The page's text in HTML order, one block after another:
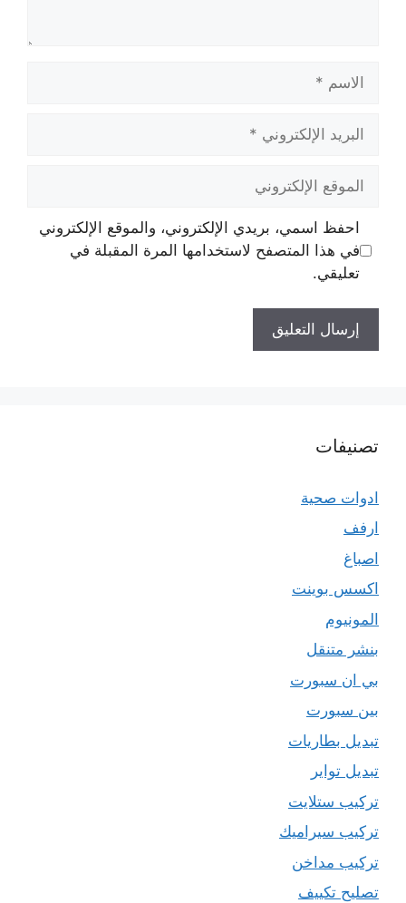
الاسم
البريد
الإلكتروني
الموقع
الإلكتروني
احفظ اسمي، بريدي الإلكتروني، والموقع الإلكتروني
في هذا المتصفح لاستخدامها المرة المقبلة في
تعليقي.
تصنيفات
ادوات صحية
ارفف
اصباغ
اكسس بوينت
المونيوم
بنشر متنقل
بي ان سبورت
بين سبورت
تبديل بطاريات
تبديل تواير
تركيب ستلايت
تركيب سيراميك
تركيب مداخن
تصليح تكييف